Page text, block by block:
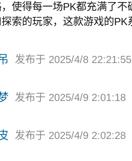
使得每一场PK都充满了
索的玩家，这款游戏的
发布于 2025/4/8
发布于 2025/4/9 2:01:18
发布于 2025/4/9 2:02:28